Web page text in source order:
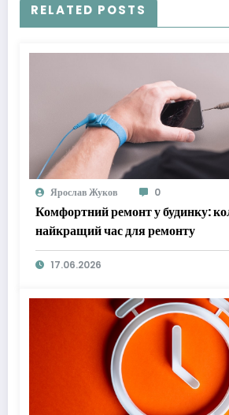
RELATED POSTS
Ярослав Жуков 0
Комфортний ремонт у будинку:
найкращий час для ремонту
17.06.2026